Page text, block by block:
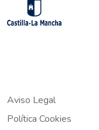
Aviso Legal
Política Cookies